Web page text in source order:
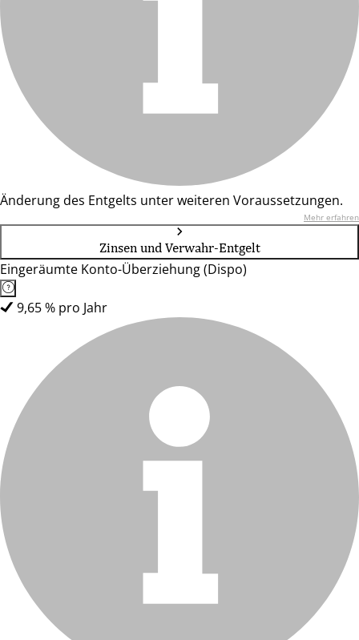
Änderung des Entgelts unter weiteren Voraussetzungen.
Mehr erfahren
Zinsen und Verwahr-Entgelt
Eingeräumte Konto-Überziehung (Dispo)
9,65 % pro Jahr